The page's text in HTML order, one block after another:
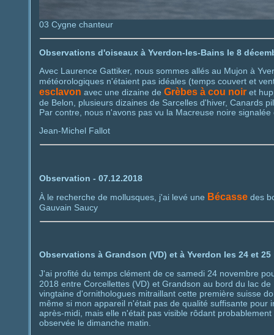
03 Cygne chanteur
Observations d'oiseaux à Yverdon-les-Bains le 8
Avec Laurence Gattiker, nous sommes allés au Mujon à
météorologiques n'étaient pas idéales (temps couvert et
esclavon avec une dizaine de Grèbes à cou noiret
de Belon, plusieurs dizaines de Sarcelles d'hiver, Canards
Par contre, nous n'avons pas vu la Macreuse noire
Jean-Michel Fallot
Observation - 07.12.2018
À le recherche de mollusques, j'ai levé une Bécassedes
Gauvain Saucy
Observations à Grandson (VD) et à Yverdon les 24 et 25
J'ai profité du temps clément de ce samedi 24 novembre
2018 entre Corcellettes (VD) et Grandson au bord du lac
vingtaine d'ornithologues mitraillant cette première suisse
même si mon appareil n'était pas de qualité suffisante
après-midi, mais elle n'était pas visible rôdant
observée le dimanche matin.